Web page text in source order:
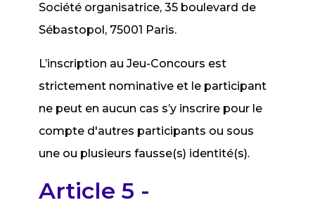
Société organisatrice, 35 boulevard de
Sébastopol, 75001 Paris.
L’inscription au Jeu-Concours est
strictement nominative et le participant
ne peut en aucun cas s’y inscrire pour le
compte d'autres participants ou sous
une ou plusieurs fausse(s) identité(s).
Article 5 -